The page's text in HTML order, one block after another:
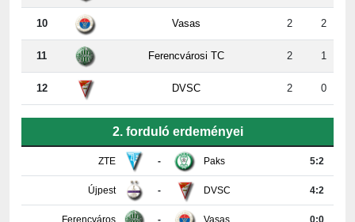
11 Ferencvárosi TC 2 1
12 DVSC 2 0
ZTE - Paks
Újpest DVSC 4:2
Ferencváros Vasas 0:0
Győr Nyíregyháza 4:0